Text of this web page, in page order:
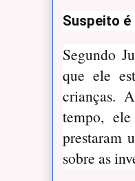
Suspeito é
Segundo
que ele
crianças.
tempo,
prestaram
sobre as